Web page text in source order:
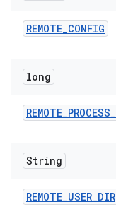
REMOTE_CONFIG
long
REMOTE_PROCESS_
String
REMOTE_USER_DIR